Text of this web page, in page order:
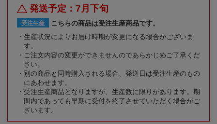
発送予定：7月下旬
受注生産
こちらの商品は受注生産商品です。
生産状況によりお届け時期が変更になる場合がございま
す。
ご注文内容の変更ができませんのであらかじめご了承くだ
さい。
別の商品と同時購入される場合、発送日は受注生産のもの
にあわせます。
受注生産商品となりますが、生産数に限りがあります。期
間内であっても早期に受付を終了させていただく場合がご
ざいます。